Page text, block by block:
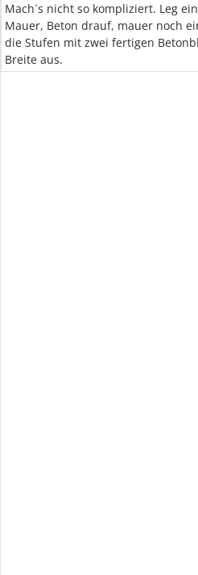
Mach´s nicht so kompliziert. Leg
Mauer, Beton drauf, mauer noch
die Stufen mit zwei fertigen
Breite aus.